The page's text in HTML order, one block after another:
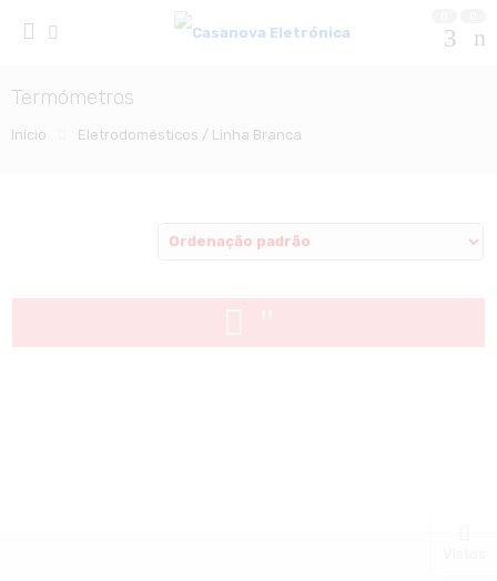
Termómetros
Início Eletrodomésticos / Linha Branca